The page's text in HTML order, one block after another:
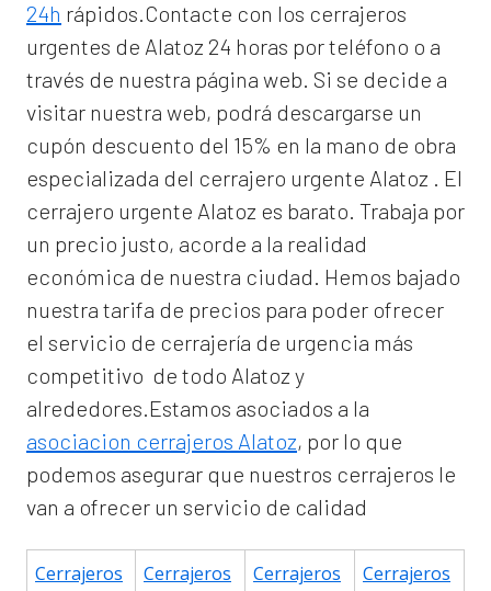
24h rápidos.Contacte con los cerrajeros
urgentes de Alatoz 24 horas por teléfono o a
través de nuestra página web. Si se decide a
visitar nuestra web, podrá descargarse un
cupón descuento del 15% en la mano de obra
especializada del cerrajero urgente Alatoz . El
cerrajero urgente Alatoz es barato. Trabaja por
un precio justo, acorde a la realidad
económica de nuestra ciudad. Hemos bajado
nuestra tarifa de precios para poder ofrecer
el servicio de cerrajería de urgencia más
competitivo de todo Alatoz y
alrededores.Estamos asociados a la
asociacion cerrajeros Alatoz, por lo que
podemos asegurar que nuestros cerrajeros le
van a ofrecer un servicio de calidad
Cerrajeros
Cerrajeros
Cerrajeros
Cerrajeros